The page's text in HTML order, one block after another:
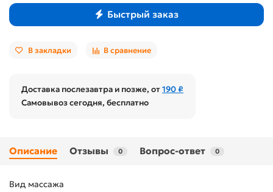
Быстрый заказ
В закладки В сравнение
Доставка послезавтра и позже, от190 ₽
Самовывоз сегодня, бесплатно
Описание Отзывы 0 Вопрос-ответ 0
Вид массажа